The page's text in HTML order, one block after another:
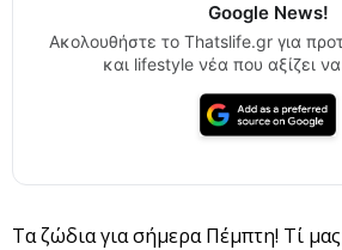
Google News!
Ακολουθήστε το Thatslife.gr για
και lifestyle νέα που αξίζει
Τα ζώδια για σήμερα Πέμπτη! Τί